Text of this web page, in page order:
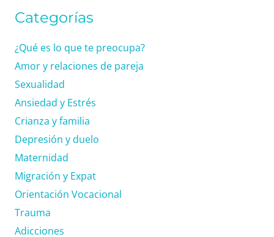
Categorías
¿Qué es lo que te preocupa?
Amor y relaciones de pareja
Sexualidad
Ansiedad y Estrés
Crianza y familia
Depresión y duelo
Maternidad
Migración y Expat
Orientación Vocacional
Trauma
Adicciones